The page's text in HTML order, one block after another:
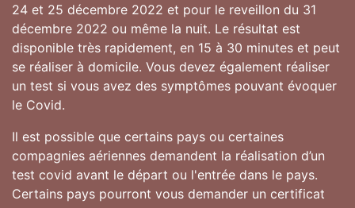
24 et 25 décembre 2022 et pour le reveillon du 31
décembre 2022 ou même la nuit. Le résultat est
disponible très rapidement, en 15 à 30 minutes et peut
se réaliser à domicile. Vous devez également réaliser
un test si vous avez des symptômes pouvant évoquer
le Covid.
Il est possible que certains pays ou certaines
compagnies aériennes demandent la réalisation d’un
test covid avant le départ ou l'entrée dans le pays.
Certains pays pourront vous demander un certificat